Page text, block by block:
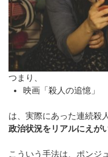
つまり、
映画「殺人の追憶」
は、実際にあった連続殺
政治状況をリアルにえが
こういう手法は、ポンジ